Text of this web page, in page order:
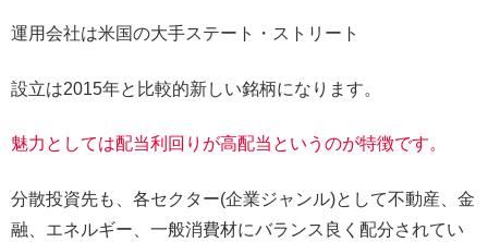
運用会社は米国の大手ステート・ストリート
設立は2015年と比較的新しい銘柄になります。
魅力としては配当利回りが高配当というのが特徴です。
分散投資先も、各セクター(企業ジャンル)として不動産、金
融、エネルギー、一般消費材にバランス良く配分されてい